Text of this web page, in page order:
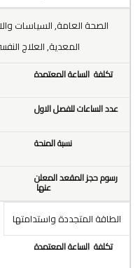
الصحة العامة, السياسات
المعدية, العلاج
الطاقة المتجددة واستدامتها